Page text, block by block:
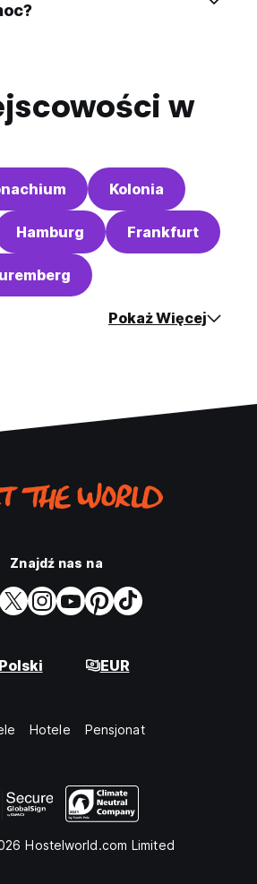
w
Kolonia
Hamburg Frankfurt
Pokaż Więcej
Znajdź nas na
EUR
Hotele Pensjonat
Hostelworld.com Limited